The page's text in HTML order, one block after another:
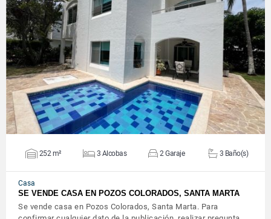
VER DETALLES
252 m² 3 Alcobas 2 Garaje 3 Baño(s)
Casa
SE VENDE CASA EN POZOS COLORADOS, SANTA MARTA
Se vende casa en Pozos Colorados, Santa Marta. Para